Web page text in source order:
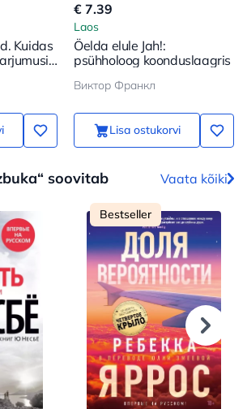
Kuidas
€ 7.39
Laos
Öelda elule Jah!:
psühholoog koonduslaagris
Виктор Франкл
Lisa ostukorvi
soovitab Vaata kõiki
Bestseller